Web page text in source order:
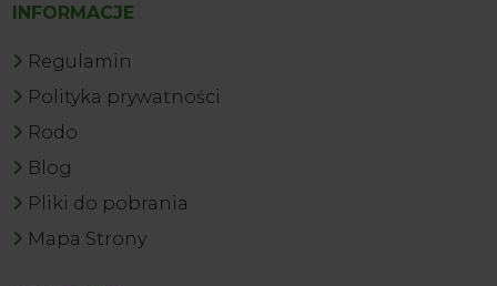
INFORMACJE
Regulamin
Polityka prywatności
Rodo
Blog
Pliki do pobrania
Mapa Strony